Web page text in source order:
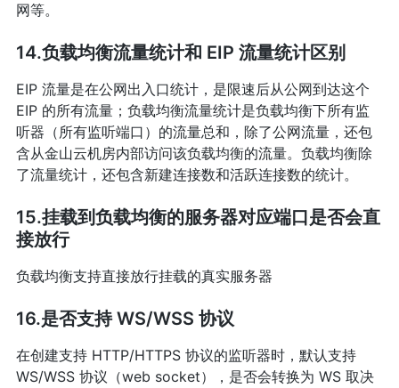
网等。
14.负载均衡流量统计和 EIP 流量统计区别
EIP 流量是在公网出入口统计，是限速后从公网到达这个
EIP 的所有流量；负载均衡流量统计是负载均衡下所有监
听器（所有监听端口）的流量总和，除了公网流量，还包
含从金山云机房内部访问该负载均衡的流量。负载均衡除
了流量统计，还包含新建连接数和活跃连接数的统计。
15.挂载到负载均衡的服务器对应端口是否会直
接放行
负载均衡支持直接放行挂载的真实服务器
16.是否支持 WS/WSS 协议
在创建支持 HTTP/HTTPS 协议的监听器时，默认支持
WS/WSS 协议（web socket），是否会转换为 WS 取决